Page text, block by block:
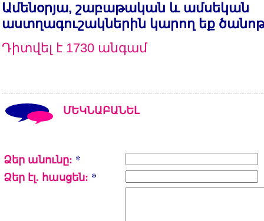
Ամենօրյա, շաբաթական և ամսեկան
աստղագուշակներին կարող եք
Դիտվել է 1730 անգամ
ՄԵԿՆԱԲԱՆԵԼ
Ձեր անունը: *
Ձեր էլ. հասցեն: *